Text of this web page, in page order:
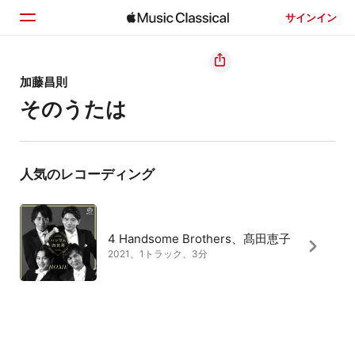
サインイン
ホーム
見つける
検索
加藤昌則
そのうたは
人気のレコーディング
4 Handsome Brothers、髙田恵子
2021、1トラック、3分